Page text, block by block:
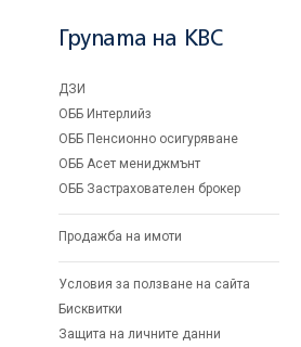
Групата на KBC
ДЗИ
ОББ Интерлийз
ОББ Пенсионно осигуряване
ОББ Асет мениджмънт
ОББ Застрахователен брокер
Продажба на имоти
Условия за ползване на сайта
Бисквитки
Защита на личните данни